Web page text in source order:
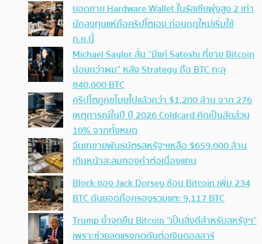
ยอดขาย Hardware Wallet ในรัสเซียพุ่งสูง 2 เท่า
นักลงทุนแห่ถือคริปโตเอง ก่อนกฎใหม่เริ่มใช้
ก.ย.นี้
Michael Saylor ลั่น “มีแค่ Satoshi ที่ขาย Bitcoin
น้อยกว่าผม” หลัง Strategy ถือ BTC ทะลุ
840,000 BTC
คริปโตถูกขโมยไปแล้วกว่า $1,200 ล้าน จาก 276
เหตุการณ์ในปี ปี 2026 Coldcard คิดเป็นสัดส่วน
10% จากทั้งหมด
จีนเทขายพันธบัตรสหรัฐฯเหลือ $659,000 ล้าน
เดินหน้าสะสมทองคำต่อเนื่องแทน
Block ของ Jack Dorsey ช้อน Bitcoin เพิ่ม 234
BTC ดันยอดถือครองรวมแตะ 9,117 BTC
Trump ย้ำจุดยืน Bitcoin “เป็นสิ่งดีสำหรับสหรัฐฯ”
เพราะช่วยลดแรงกดดันต่อเงินดอลลาร์